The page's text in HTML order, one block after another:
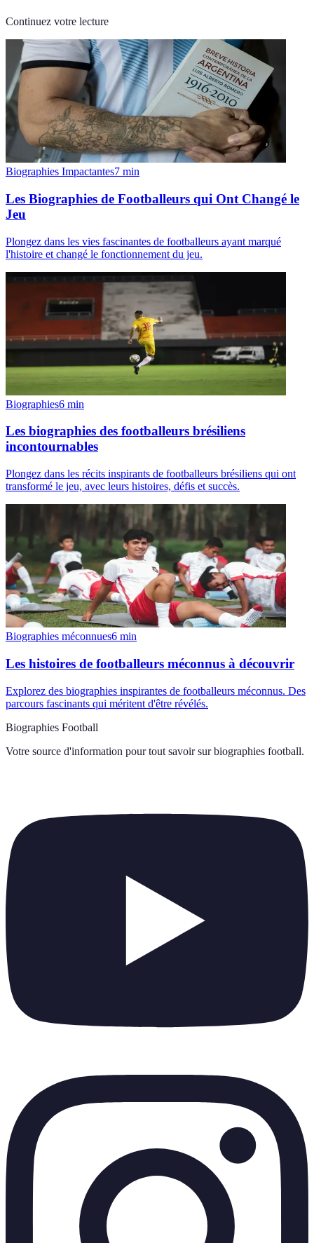
Continuez votre lecture
Biographies Impactantes7 min
Les Biographies de Footballeurs qui Ont Changé le
Jeu
Plongez dans les vies fascinantes de footballeurs ayant marqué
l'histoire et changé le fonctionnement du jeu.
Biographies6 min
Les biographies des footballeurs brésiliens
incontournables
Plongez dans les récits inspirants de footballeurs brésiliens qui ont
transformé le jeu, avec leurs histoires, défis et succès.
Biographies méconnues6 min
Les histoires de footballeurs méconnus à découvrir
Explorez des biographies inspirantes de footballeurs méconnus. Des
parcours fascinants qui méritent d'être révélés.
Biographies Football
Votre source d'information pour tout savoir sur biographies football.